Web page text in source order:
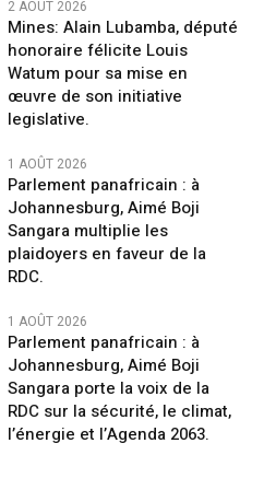
2 AOÛT 2026
Mines: Alain Lubamba, député
honoraire félicite Louis
Watum pour sa mise en
œuvre de son initiative
legislative.
1 AOÛT 2026
Parlement panafricain : à
Johannesburg, Aimé Boji
Sangara multiplie les
plaidoyers en faveur de la
RDC.
1 AOÛT 2026
Parlement panafricain : à
Johannesburg, Aimé Boji
Sangara porte la voix de la
RDC sur la sécurité, le climat,
l’énergie et l’Agenda 2063.